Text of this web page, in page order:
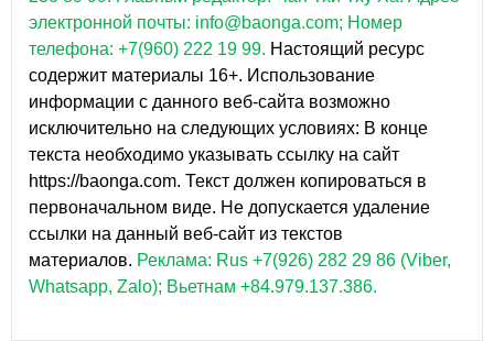
электронной почты: info@baonga.com; Номер
телефона: +7(960) 222 19 99. Настоящий ресурс
содержит материалы 16+. Использование
информации с данного веб-сайта возможно
исключительно на следующих условиях: В конце
текста необходимо указывать ссылку на сайт
https://baonga.com. Текст должен копироваться в
первоначальном виде. Не допускается удаление
ссылки на данный веб-сайт из текстов
материалов. Реклама: Rus +7(926) 282 29 86 (Viber,
Whatsapp, Zalo); Вьетнам +84.979.137.386.